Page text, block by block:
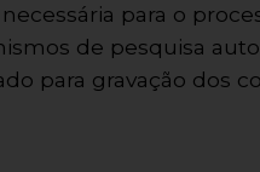
para o
de pesquisa
para gravação dos